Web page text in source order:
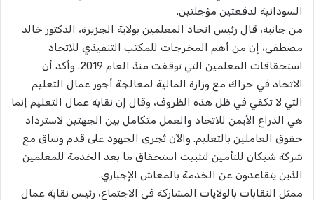
السودانية لدفعتين مؤجلتين.
​من جانبه، قال رئيس اتحاد المعلمين بولاية الجزيرة، الدكتور خالد
مصطفى، إن من أهم المخرجات للمكتب التنفيذي للاتحاد
استحقاقات المعلمين التي توقفت منذ العام 2019. وأكد أن
الاتحاد في حراك مع وزارة المالية لمعالجة أجور عمال التعليم
التي لا تكفي في ظل هذه الظروف، وقال إن نقابة عمال التعليم إنما
هي الذراع الأيمن للاتحاد والعمل متكامل بين الجهتين لاسترداد
حقوق العاملين بالتعليم. والآن تُجرى الجهود على قدم وساق مع
شركة شيكان للتأمين لتثبيت استحقاق ما بعد الخدمة للمعلمين
الذين يتقاعدون عن الخدمة بالمعاش الإجباري.
​ممثل النقابات بالولايات المشاركة في الاجتماع، رئيس نقابة عمال